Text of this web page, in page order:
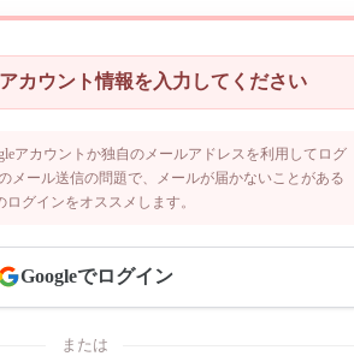
カウント情報を入力してください
アカウントか独自のメールアドレスを利用してログ
メール送信の問題で、メールが届かないことがある
グインをオススメします。
Googleでログイン
または